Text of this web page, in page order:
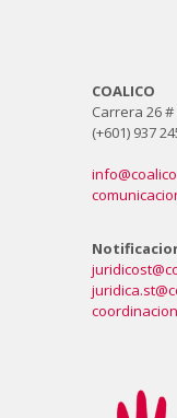
COALICO
Carrera 26 #
(+601) 937